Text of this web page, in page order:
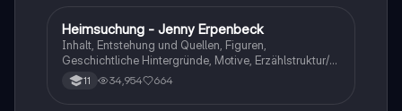
Deutsch
Heimsuchung - Jenny Erpenbeck
Inhalt, Entstehung und Quellen, Figuren,
Geschichtliche Hintergründe, Motive, Erzählstruktur/-
stil 11 34,954 664